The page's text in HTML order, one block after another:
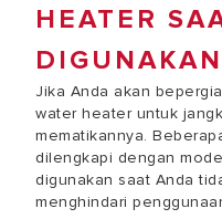
HEATER
DIGUNAKAN
Jika Anda akan
water heater untuk
mematikannya.
dilengkapi dengan
digunakan saat Anda
menghindari